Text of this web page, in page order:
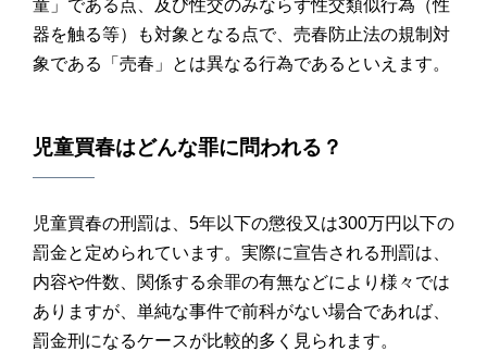
童」である点、及び性交のみならず性交類似行為（性
器を触る等）も対象となる点で、売春防止法の規制対
象である「売春」とは異なる行為であるといえます。
児童買春はどんな罪に問われる？
児童買春の刑罰は、5年以下の懲役又は300万円以下の
罰金と定められています。実際に宣告される刑罰は、
内容や件数、関係する余罪の有無などにより様々では
ありますが、単純な事件で前科がない場合であれば、
罰金刑になるケースが比較的多く見られます。